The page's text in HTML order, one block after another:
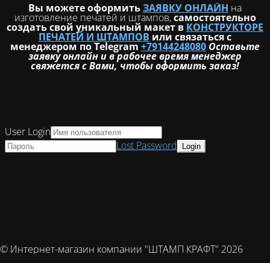
Вы можете оформитьЗАЯВКУ ОНЛАЙН на
изготовление печатей и штампов,самостоятельно
создать свой уникальный макет в КОНСТРУКТОРЕ
ПЕЧАТЕЙ И ШТАМПОВ или связаться с
менеджером по Telegram+79144248080 Оставьте
заявку онлайн и в рабочее время менеджер
свяжется с Вами, чтобы оформить заказ!
© Интернет-магазин компании "ШТАМП КРАФТ" 2026
User Login
Lost Password